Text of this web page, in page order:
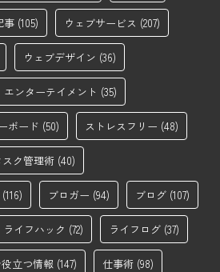
事 (105) ウェブサービス (207)
ウェブデザイン (36)
エンターテイメント (35)
ボード (50) ストレスフリー (48)
スク管理術 (40)
(116) ブロガー (94) ブログ (107)
ライフハック (72) ライフログ (37)
立つ情報 (147) 仕事術 (98)